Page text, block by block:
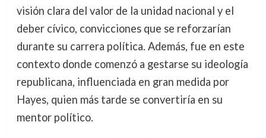
visión clara del valor de la unidad nacional y el
deber cívico, convicciones que se reforzarían
durante su carrera política. Además, fue en este
contexto donde comenzó a gestarse su ideología
republicana, influenciada en gran medida por
Hayes, quien más tarde se convertiría en su
mentor político.